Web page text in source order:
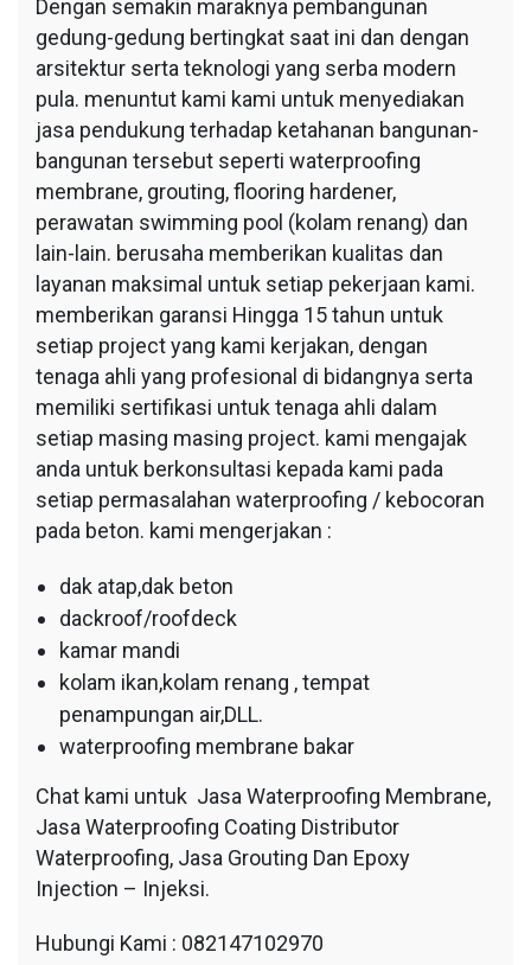
Dengan semakin maraknya pembangunan
gedung-gedung bertingkat saat ini dan dengan
arsitektur serta teknologi yang serba modern
pula. menuntut kami kami untuk menyediakan
jasa pendukung terhadap ketahanan bangunan-
bangunan tersebut seperti waterproofing
membrane, grouting, flooring hardener,
perawatan swimming pool (kolam renang) dan
lain-lain. berusaha memberikan kualitas dan
layanan maksimal untuk setiap pekerjaan kami.
memberikan garansi Hingga 15 tahun untuk
setiap project yang kami kerjakan, dengan
tenaga ahli yang profesional di bidangnya serta
memiliki sertifikasi untuk tenaga ahli dalam
setiap masing masing project. kami mengajak
anda untuk berkonsultasi kepada kami pada
setiap permasalahan waterproofing / kebocoran
pada beton. kami mengerjakan :
dak atap,dak beton
dackroof/roofdeck
kamar mandi
kolam ikan,kolam renang , tempat
penampungan air,DLL.
waterproofing membrane bakar
Chat kami untuk Jasa Waterproofing Membrane,
Jasa Waterproofing Coating Distributor
Waterproofing, Jasa Grouting Dan Epoxy
Injection – Injeksi.
Hubungi Kami : 082147102970